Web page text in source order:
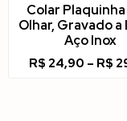
Colar
Olhar, Gravado a
Aço Inox
R$ 24,90 – R$